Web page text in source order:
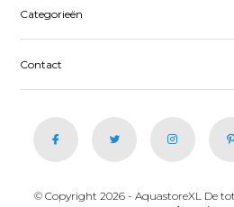
Categorieën
Contact
© Copyright 2026 - AquastoreXL De